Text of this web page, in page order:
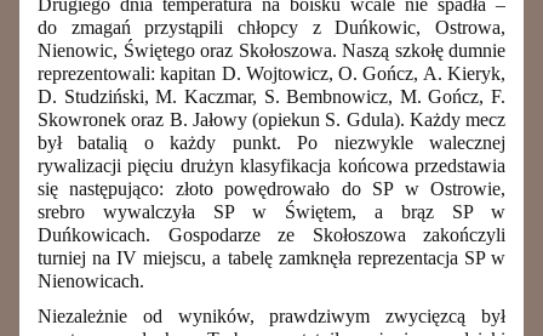
Drugiego dnia temperatura na boisku wcale nie spadła –
do zmagań przystąpili chłopcy z Duńkowic, Ostrowa,
Nienowic, Świętego oraz Skołoszowa. Naszą szkołę dumnie
reprezentowali: kapitan D. Wojtowicz, O. Gończ, A. Kieryk,
D. Studziński, M. Kaczmar, S. Bembnowicz, M. Gończ, F.
Skowronek oraz B. Jałowy (opiekun S. Gdula). Każdy mecz
był batalią o każdy punkt. Po niezwykle walecznej
rywalizacji pięciu drużyn klasyfikacja końcowa przedstawia
się następująco: złoto powędrowało do SP w Ostrowie,
srebro wywalczyła SP w Świętem, a brąz SP w
Duńkowicach. Gospodarze ze Skołoszowa zakończyli
turniej na IV miejscu, a tabelę zamknęła reprezentacja SP w
Nienowicach.
Niezależnie od wyników, prawdziwym zwycięzcą był